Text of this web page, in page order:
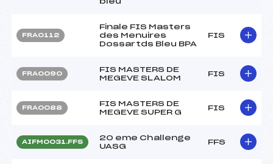
FRA0112
Finale FIS Masters
des Menuires
Dossartds Bleu BPA
FIS
FRA0090
FIS MASTERS DE
MEGEVE SLALOM
FIS
FRA0088
FIS MASTERS DE
MEGEVE SUPER G
FIS
AIFM0031.FFS
20 eme Challenge
UASG
FFS